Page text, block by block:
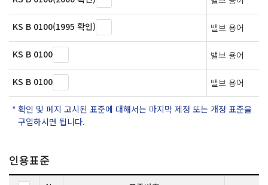
KS B 0100(1995 확인) 밸브 용어
KS B 0100 밸브 용어
KS B 0100 밸브 용어
확인 및 폐지 고시된 표준에 대해서는 마지막 제정 또는 개정 표준을
구입하시면 됩니다.
인용표준